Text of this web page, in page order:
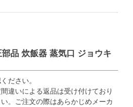
品 炊飯器 蒸気口 ジョウキ
ださい。
違いによる返品は受け付けており
。ご注文の際はあらかじめメーカ